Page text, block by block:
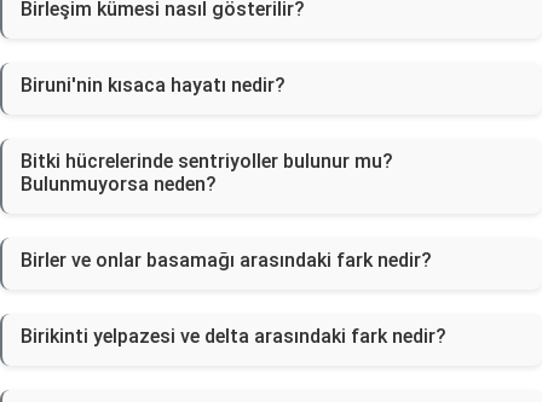
Birleşim kümesi nasıl gösterilir?
Biruni'nin kısaca hayatı nedir?
Bitki hücrelerinde sentriyoller bulunur mu?
Bulunmuyorsa neden?
Birler ve onlar basamağı arasındaki fark nedir?
Birikinti yelpazesi ve delta arasındaki fark nedir?